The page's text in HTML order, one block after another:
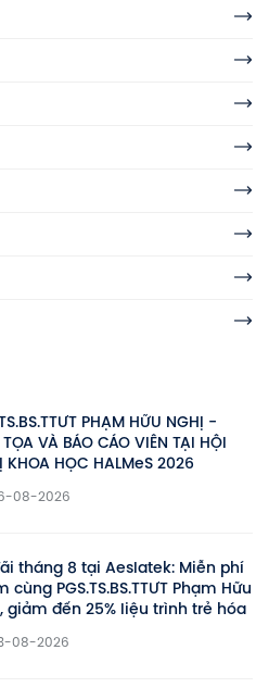
PHẠM HỮU NGHỊ -
VÀ BÁO CÁO VIÊN TẠI HỘI
KHOA HỌC HALMeS 2026
08-2026
tháng 8 tại Aeslatek: Miễn phí
cùng PGS.TS.BS.TTƯT Phạm Hữu
giảm đến 25% liệu trình trẻ hóa
08-2026